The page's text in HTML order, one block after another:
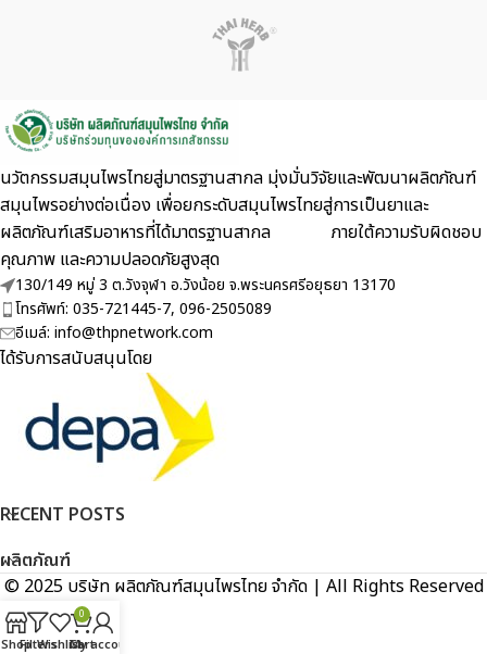
นวัตกรรมสมุนไพรไทยสู่มาตรฐานสากล มุ่งมั่นวิจัยและพัฒนาผลิตภัณฑ์
สมุนไพรอย่างต่อเนื่อง เพื่อยกระดับสมุนไพรไทยสู่การเป็นยาและ
ผลิตภัณฑ์เสริมอาหารที่ได้มาตรฐานสากล ภายใต้ความรับผิดชอบ
คุณภาพ และความปลอดภัยสูงสุด
130/149 หมู่ 3 ต.วังจุฬา อ.วังน้อย จ.พระนครศรีอยุธยา 13170
โทรศัพท์: 035-721445-7, 096-2505089
อีเมล์: info@thpnetwork.com
ได้รับการสนับสนุนโดย
RECENT POSTS
ผลิตภัณฑ์
© 2025 บริษัท ผลิตภัณฑ์สมุนไพรไทย จำกัด | All Rights Reserved
ShopFiltersWishlist
0
Cart
My account